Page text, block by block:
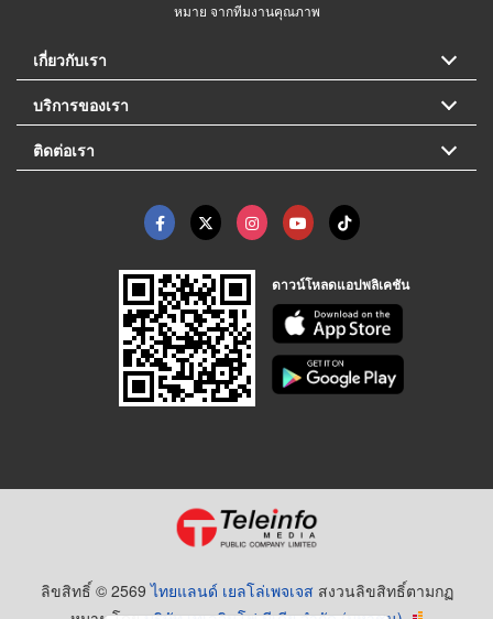
หมาย จากทีมงานคุณภาพ
เกี่ยวกับเรา
บริการของเรา
ติดต่อเรา
ดาวน์โหลดแอปพลิเคชัน
ลิขสิทธิ์ © 2569ไทยแลนด์ เยลโล่เพจเจส สงวนลิขสิทธิ์ตามกฏ